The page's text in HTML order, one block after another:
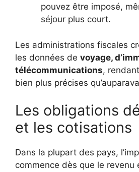
pouvez être imposé,
séjour plus court.
Les administrations fiscales
les données de voyage,
télécommunications,
bien plus précises
Les obligations
et les cotisations
Dans la plupart des pays,
commence dès que le revenu